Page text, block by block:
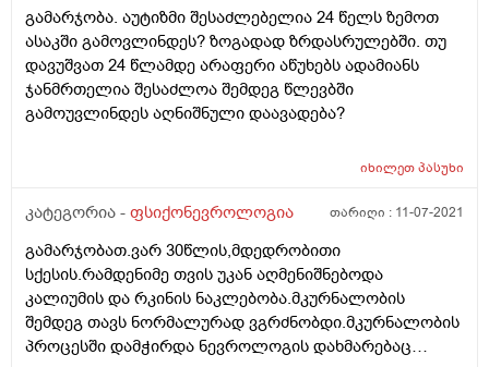
გამარჯობა. აუტიზმი შესაძლებელია 24 წელს ზემოთ
ასაკში გამოვლინდეს? ზოგადად ზრდასრულებში. თუ
დავუშვათ 24 წლამდე არაფერი აწუხებს ადამიანს
ჯანმრთელია შესაძლოა შემდეგ წლევბში
გამოუვლინდეს აღნიშნული დაავადება?
იხილეთპასუხი
კატეგორია - ფსიქონევროლოგია თარიღი : 11-07-2021
გამარჯობათ.ვარ 30წლის,მდედრობითი
სქესის.რამდენიმე თვის უკან აღმენიშნებოდა
კალიუმის და რკინის ნაკლებობა.მკურნალობის
შემდეგ თავს ნორმალურად ვგრძნობდი.მკურნალობის
პროცესში დამჭირდა ნევროლოგის დახმარებაც